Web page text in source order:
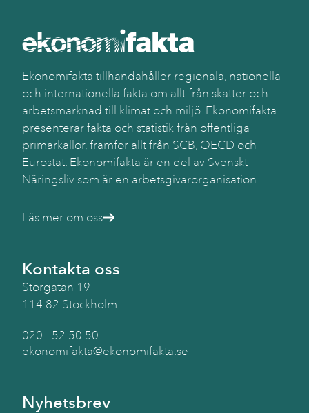
Ekonomifakta tillhandahåller regionala, nationella
och internationella fakta om allt från skatter och
arbetsmarknad till klimat och miljö. Ekonomifakta
presenterar fakta och statistik från offentliga
primärkällor, framför allt från SCB, OECD och
Eurostat. Ekonomifakta är en del av Svenskt
Näringsliv som är en arbetsgivarorganisation.
Läs mer om oss
Kontakta oss
Storgatan 19
114 82 Stockholm
020 - 52 50 50
ekonomifakta@ekonomifakta.se
Nyhetsbrev